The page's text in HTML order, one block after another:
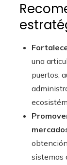
una
puertos,
sistemas